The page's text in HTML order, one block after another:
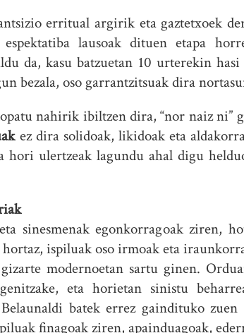
erritual argirik eta gaztetxoek
espektatiba lausoak dituen etapa
da, kasu batzuetan 10 urterekin
bezala, oso garrantzitsuak dira
nahirik ibiltzen dira, “nor naiz ni”
ez dira solidoak, likidoak eta
hori ulertzeak lagundu ahal digu
sinesmenak egonkorragoak ziren,
hortaz, ispiluak oso irmoak eta
modernoetan sartu ginen.
eta horietan sinistu
batek errez gaindituko
finagoak ziren, apainduagoak,